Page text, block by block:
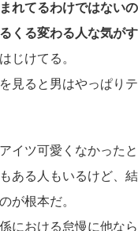
れてるわけではない
くる変わる人な気がす
じけてる。
見ると男はやっぱり
イツ可愛くなかった
ある人もいるけど、
が根本だ。
における怠慢に他なら